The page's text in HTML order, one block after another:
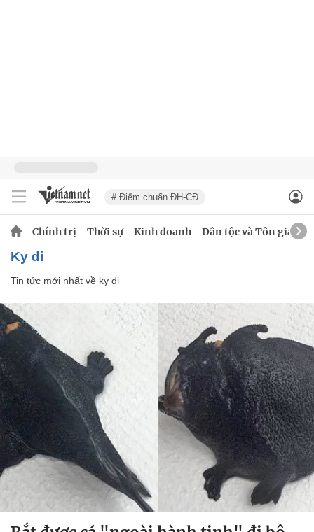
# Điểm chuẩn ĐH-CĐ
Chính trị Thời sự Kinh doanh Dân tộc và Tôn giáo
ky di
Tin tức mới nhất về ky di